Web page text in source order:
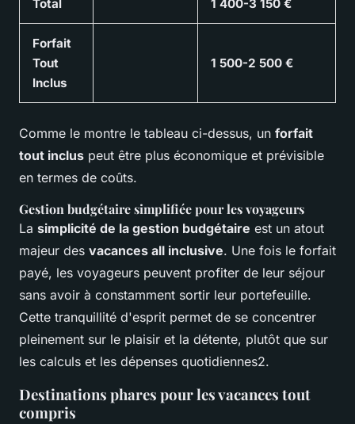
Total 1 400-3 150 €
Forfait
Tout
Inclus
1 500-2 500 €
Comme le montre le tableau ci-dessus, un forfait
tout inclus peut être plus économique et prévisible
en termes de coûts.
Gestion budgétaire simplifiée pour les voyageurs
La simplicité de la gestion budgétaire est un atout
majeur des vacances all inclusive. Une fois le forfait
payé, les voyageurs peuvent profiter de leur séjour
sans avoir à constamment sortir leur portefeuille.
Cette tranquillité d'esprit permet de se concentrer
pleinement sur le plaisir et la détente, plutôt que sur
les calculs et les dépenses quotidiennes2.
Destinations phares pour les vacances tout
compris